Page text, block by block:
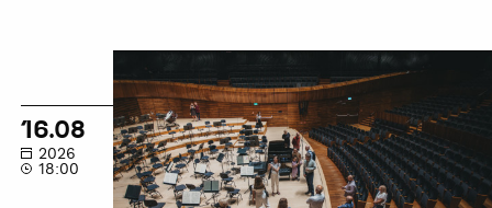
zwiedzanie
zakamarków
NOSPR
16.08
2026
18:00